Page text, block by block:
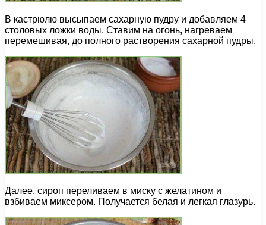
В кастрюлю высыпаем сахарную пудру и добавляем 4
столовых ложки воды. Ставим на огонь, нагреваем
перемешивая, до полного растворения сахарной пудры.
Далее, сироп переливаем в миску с желатином и
взбиваем миксером. Получается белая и легкая глазурь.